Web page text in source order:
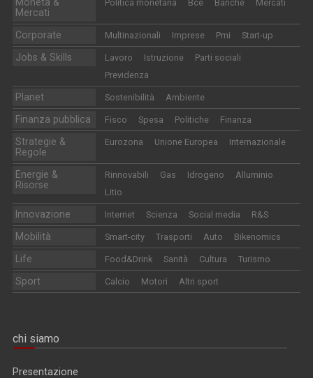
Mercati
Politica monetaria Bce Banche Mercati
Corporate Multinazionali Imprese Pmi Start-up
Jobs & Skills Lavoro Istruzione
Parti sociali
Previdenza
Planet Sostenibilità Ambiente
Finanza pubblica Fisco Spesa Politiche Finanza
Strategie &
Regole
Eurozona Unione Europea Internazionale
Energie &
Risorse
Rinnovabili Gas Idrogeno
Alluminio
Litio
Innovazione Internet Scienza Social media R&S
Mobilità Smart-city Trasporti Auto Bikenomics
Life Food&Drink Sanità Cultura Turismo
Sport Calcio Motori Altri sport
chi siamo
Presentazione